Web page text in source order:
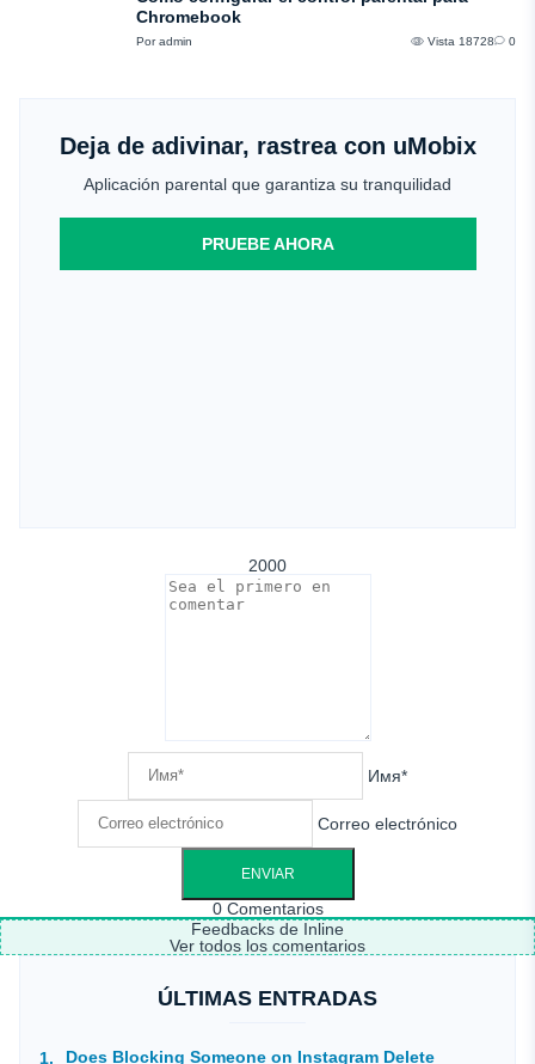
Chromebook
Por admin Vista 18728 0
Deja de adivinar, rastrea con uMobix
Aplicación parental que garantiza su tranquilidad
PRUEBE AHORA
2000
Имя*
Correo electrónico
0Comentarios
Feedbacks de Inline
Ver todos los comentarios
ÚLTIMAS ENTRADAS
Does Blocking Someone on Instagram Delete